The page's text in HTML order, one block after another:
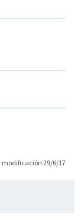
modificación 29/6/17